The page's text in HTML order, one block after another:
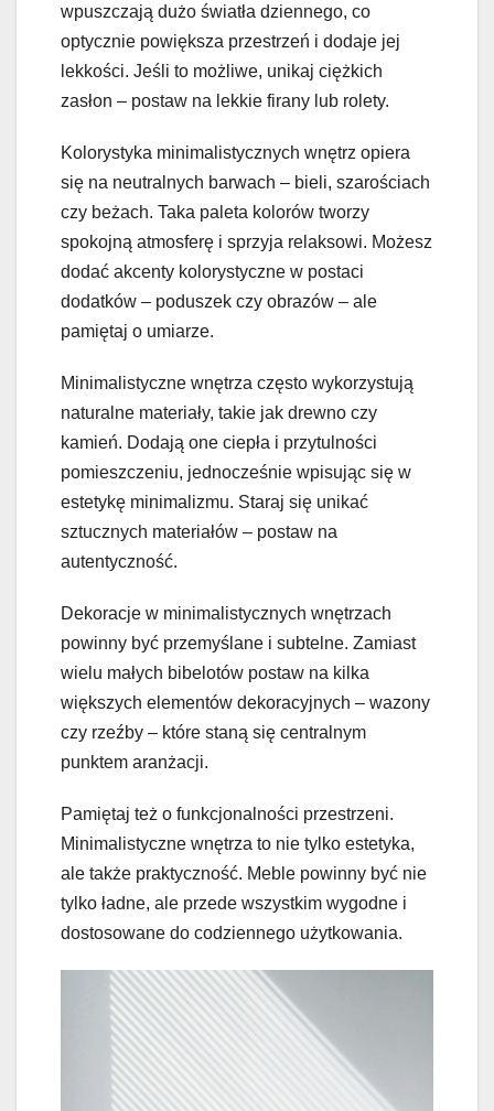
wpuszczają dużo światła dziennego, co
optycznie powiększa przestrzeń i dodaje jej
lekkości. Jeśli to możliwe, unikaj ciężkich
zasłon – postaw na lekkie firany lub rolety.
Kolorystyka minimalistycznych wnętrz opiera
się na neutralnych barwach – bieli, szarościach
czy beżach. Taka paleta kolorów tworzy
spokojną atmosferę i sprzyja relaksowi. Możesz
dodać akcenty kolorystyczne w postaci
dodatków – poduszek czy obrazów – ale
pamiętaj o umiarze.
Minimalistyczne wnętrza często wykorzystują
naturalne materiały, takie jak drewno czy
kamień. Dodają one ciepła i przytulności
pomieszczeniu, jednocześnie wpisując się w
estetykę minimalizmu. Staraj się unikać
sztucznych materiałów – postaw na
autentyczność.
Dekoracje w minimalistycznych wnętrzach
powinny być przemyślane i subtelne. Zamiast
wielu małych bibelotów postaw na kilka
większych elementów dekoracyjnych – wazony
czy rzeźby – które staną się centralnym
punktem aranżacji.
Pamiętaj też o funkcjonalności przestrzeni.
Minimalistyczne wnętrza to nie tylko estetyka,
ale także praktyczność. Meble powinny być nie
tylko ładne, ale przede wszystkim wygodne i
dostosowane do codziennego użytkowania.